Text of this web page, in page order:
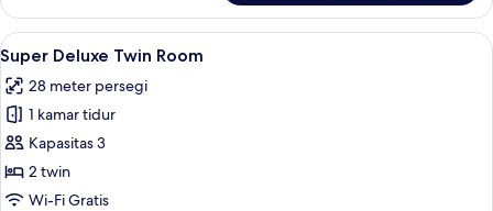
Kamar
Twin
Deluks
Lihat
semua
foto
untuk
Super
Deluxe
Twin
Minibar, brankas, meja kerja, dan
5
Super Deluxe Twin Room
28 meter persegi
1 kamar tidur
Kapasitas 3
2 twin
Wi-Fi Gratis